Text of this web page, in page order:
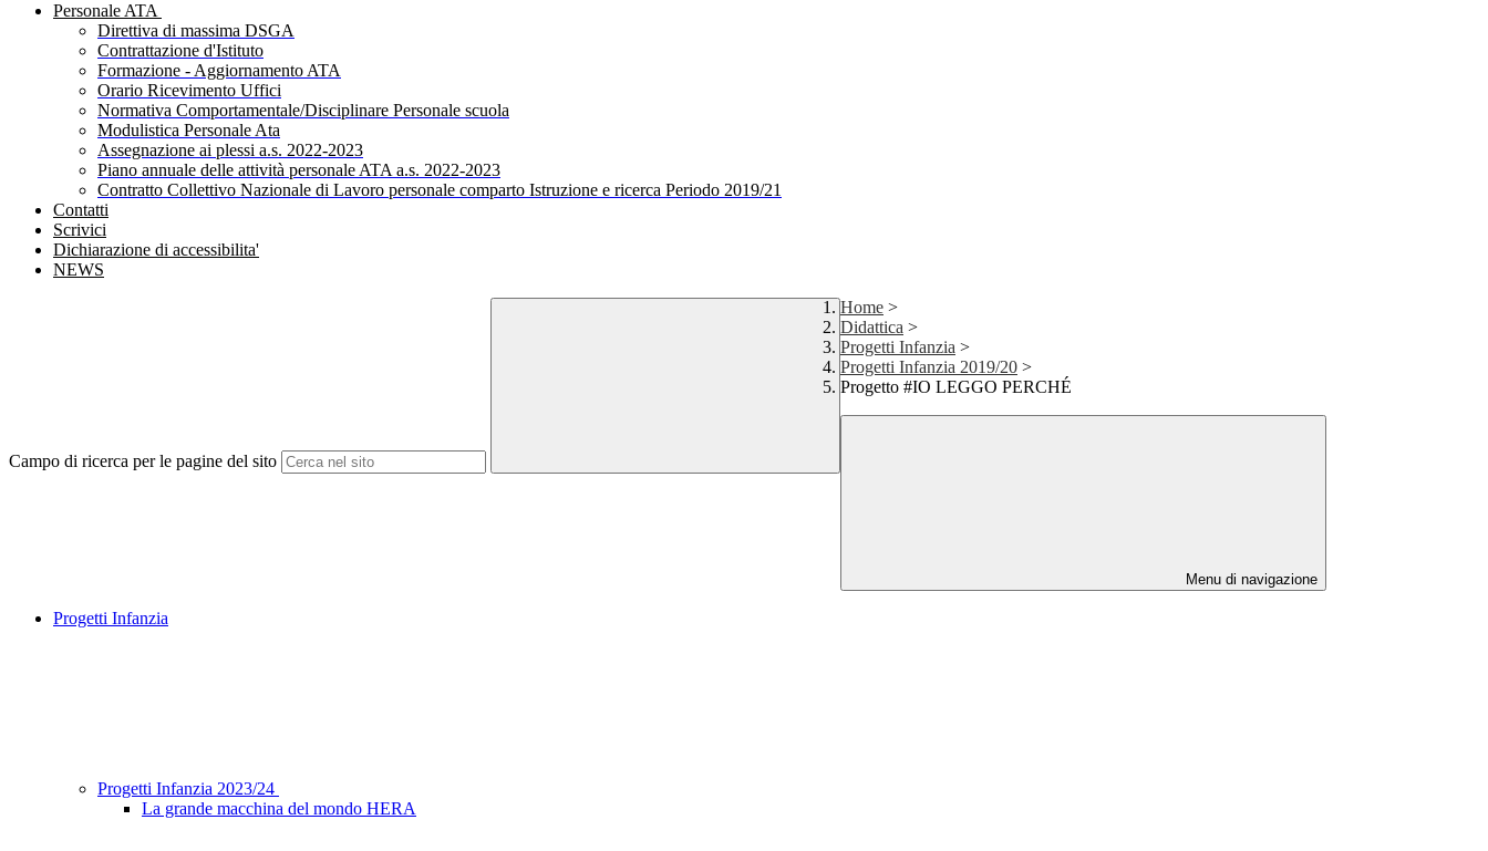
Personale ATA
Direttiva di massima DSGA
Contrattazione d'Istituto
Formazione - Aggiornamento ATA
Orario Ricevimento Uffici
Normativa Comportamentale/Disciplinare Personale scuola
Modulistica Personale Ata
Assegnazione ai plessi a.s. 2022-2023
Piano annuale delle attività personale ATA a.s. 2022-2023
Contratto Collettivo Nazionale di Lavoro personale comparto Istruzione e ricerca Periodo 2019/21
Contatti
Scrivici
Dichiarazione di accessibilita'
NEWS
Campo di ricerca per le pagine del sito
Home >
Didattica >
Progetti Infanzia >
Progetti Infanzia 2019/20 >
Progetto #IO LEGGO PERCHÉ
Menu di navigazione
Progetti Infanzia
Progetti Infanzia 2023/24
La grande macchina del mondo HERA